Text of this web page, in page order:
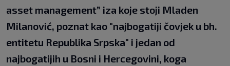
asset management” iza koje stoji Mladen
Milanović, poznat kao "najbogatiji čovjek u bh.
entitetu Republika Srpska" i jedan od
najbogatijih u Bosni i Hercegovini, koga